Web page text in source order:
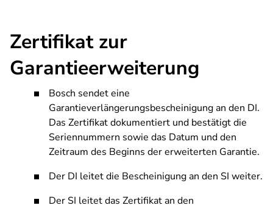
Zertifikat zur
Garantieerweiterung
Bosch sendet eine
Garantieverlängerungsbescheinigung an den DI.
Das Zertifikat dokumentiert und bestätigt die
Seriennummern sowie das Datum und den
Zeitraum des Beginns der erweiterten Garantie.
Der DI leitet die Bescheinigung an den SI weiter.
Der SI leitet das Zertifikat an den